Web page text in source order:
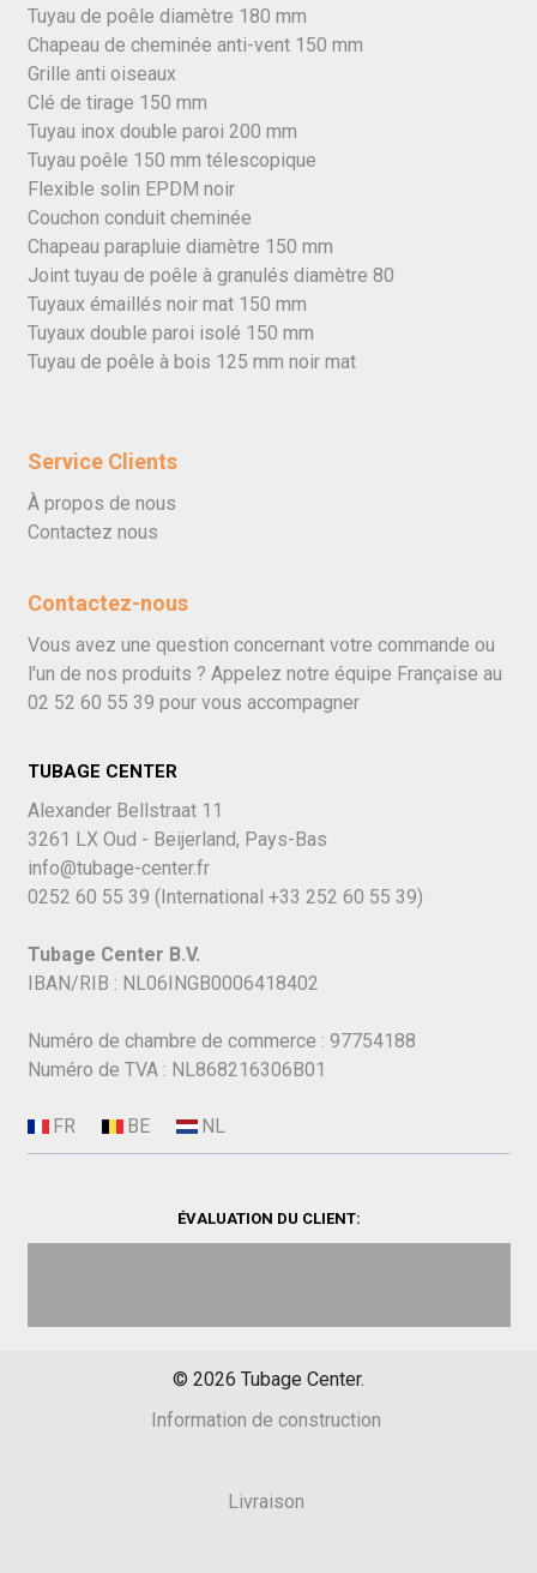
Tuyau de poêle diamètre 180 mm
Chapeau de cheminée anti-vent 150 mm
Grille anti oiseaux
Clé de tirage 150 mm
Tuyau inox double paroi 200 mm
Tuyau poêle 150 mm télescopique
Flexible solin EPDM noir
Couchon conduit cheminée
Chapeau parapluie diamètre 150 mm
Joint tuyau de poêle à granulés diamètre 80
Tuyaux émaillés noir mat 150 mm
Tuyaux double paroi isolé 150 mm
Tuyau de poêle à bois 125 mm noir mat
Service Clients
À propos de nous
Contactez nous
Contactez-nous
Vous avez une question concernant votre commande ou
l'un de nos produits ? Appelez notre équipe Française au
02 52 60 55 39 pour vous accompagner
TUBAGE CENTER
Alexander Bellstraat 11
3261 LX Oud - Beijerland, Pays-Bas
info@tubage-center.fr
0252 60 55 39 (International +33 252 60 55 39)
Tubage Center B.V.
IBAN/RIB : NL06INGB0006418402
Numéro de chambre de commerce : 97754188
Numéro de TVA : NL868216306B01
ÉVALUATION DU CLIENT:
© 2026 Tubage Center.
Information de construction
Livraison